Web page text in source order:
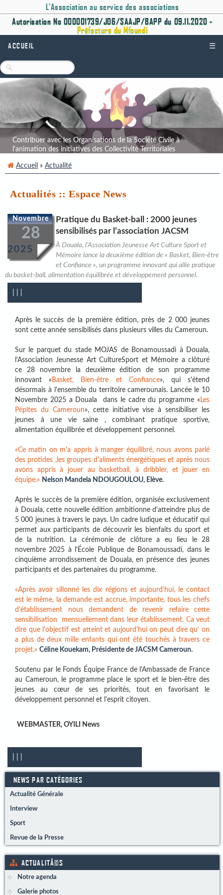
L'Association au service des associations
Autorisation No 000001739/J06/SAAJP/BAPP du 09.11.2020 -
Préfecture du Mfoundi
ACCUEIL ☰
Contribuer avec les Organisations de la Société Civile à
l'animation des initiatives des Collectivité Territoriales
Accueil » Actualité
Actualités :: Espace News
Novembre
28
2025
Pratique du Basket-ball : 2000 jeunes
sensibilisés par l’association JACSM
À Douala, l’Association Jeunesse Art Culture Sport et
Mémoire lance la deuxième édition de « Basket, Bien-être
et Confiance », un programme innovant qui allie pratique
du basket-ball, alimentation équilibrée et développement personnel.
Après le succès de la première édition, près de 2 000 jeunes
sont cette année sensibilisés dans plusieurs villes du Cameroun.
Sur le parquet du stade MOJAS de Bonamoussadi à Douala,
l'Association Jeunesse Art CultureSport et Mémoire a clôturé
ce 28 novembre la deuxième édition de son programme
innovant « Basket, Bien-être et Confiance», qui s'étend
désormais à l'ensemble du territoire camerounais. Lancée le 10
Novembre 2025 a Douala dans le cadre du programme « Les
Pépites du Cameroun», cette initiative vise à sensibiliser les
jeunes à une vie saine , combinant pratique sportive,
alimentation équilibrée et développement personnel.
«Ce matin on m'a appris à manger équilibré, nous avons parlé
des protides ,les groupes d'aliments énergétiques et après nous
avons appris à jouer au basketball, à dribbler, et jouer en
équipe.» Nelson Mandela NDOUGOULOU, Elève.
Après le succès de la première édition, organisée exclusivement
à Douala, cette nouvelle édition ambitionne d'atteindre plus de
5 000 jeunes à travers le pays. Un cadre ludique et éducatif qui
permet aux participants de découvrir les bienfaits du sport et
de la nutrition. La cérémonie de clôture a eu lieu le 28
novembre 2025 à l'École Publique de Bonamoussadi, dans le
cinquième arrondissement de Douala, en présence des jeunes
participants et des partenaires du programme.
«Après avoir sillonné les dix régions et aujourd'hui, le contact
est le même, la demande est accrue, importante, tous les chefs
d'établissement nous demandent de revenir refaire cette
sensibilisation mensuellement dans leur établissement. Ca veut
dire que l'objectif est atteint et aujourd'hui on peut dire qu' on
a plus de deux mille enfants qui ont été touchés à travers ce
projet.» Céline Kouekam, Présidente de JACSM Cameroun.
Soutenu par le Fonds Équipe France de l'Ambassade de France
au Cameroun, le programme place le sport et le bien-être des
jeunes au cœur de ses priorités, tout en favorisant le
développement personnel et l'esprit citoyen.
WEBMASTER,OYILI News
NEWS PAR CATÉGORIES
Actualité Générale
Interview
Sport
Revue de la Presse
ACTUALITÃ©S
Notre agenda
Galerie photos